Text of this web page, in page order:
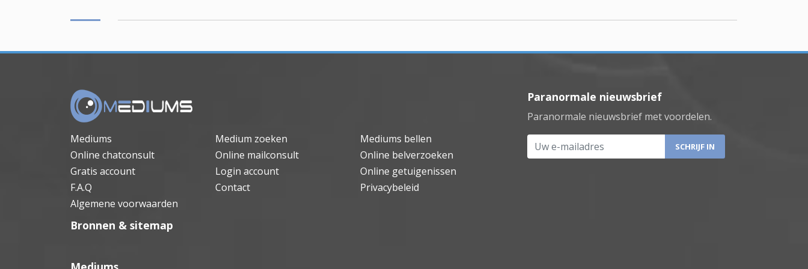
Mediums Medium zoeken
Mediums bellen
Online chatconsult
Online mailconsult
Online belverzoeken
Gratis account
Login account
Online getuigenissen
F.A.Q
Contact
Privacybeleid
Algemene voorwaarden
Paranormale nieuwsbrief
Paranormale nieuwsbrief met voordelen.
Uw e-mailadres
Bronnen & sitemap